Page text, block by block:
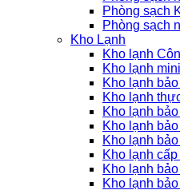
Phòng sạch
Phòng sạch
Kho Lạnh
Kho lạnh
Kho lạnh mini
Kho lạnh
Kho lạnh
Kho lạnh
Kho lạnh
Kho lạnh
Kho lạnh
Kho lạnh
Kho lạnh